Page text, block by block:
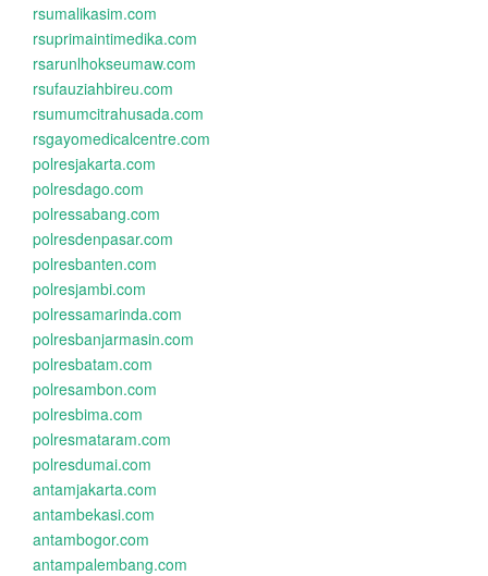
rsumalikasim.com
rsuprimaintimedika.com
rsarunlhokseumaw.com
rsufauziahbireu.com
rsumumcitrahusada.com
rsgayomedicalcentre.com
polresjakarta.com
polresdago.com
polressabang.com
polresdenpasar.com
polresbanten.com
polresjambi.com
polressamarinda.com
polresbanjarmasin.com
polresbatam.com
polresambon.com
polresbima.com
polresmataram.com
polresdumai.com
antamjakarta.com
antambekasi.com
antambogor.com
antampalembang.com